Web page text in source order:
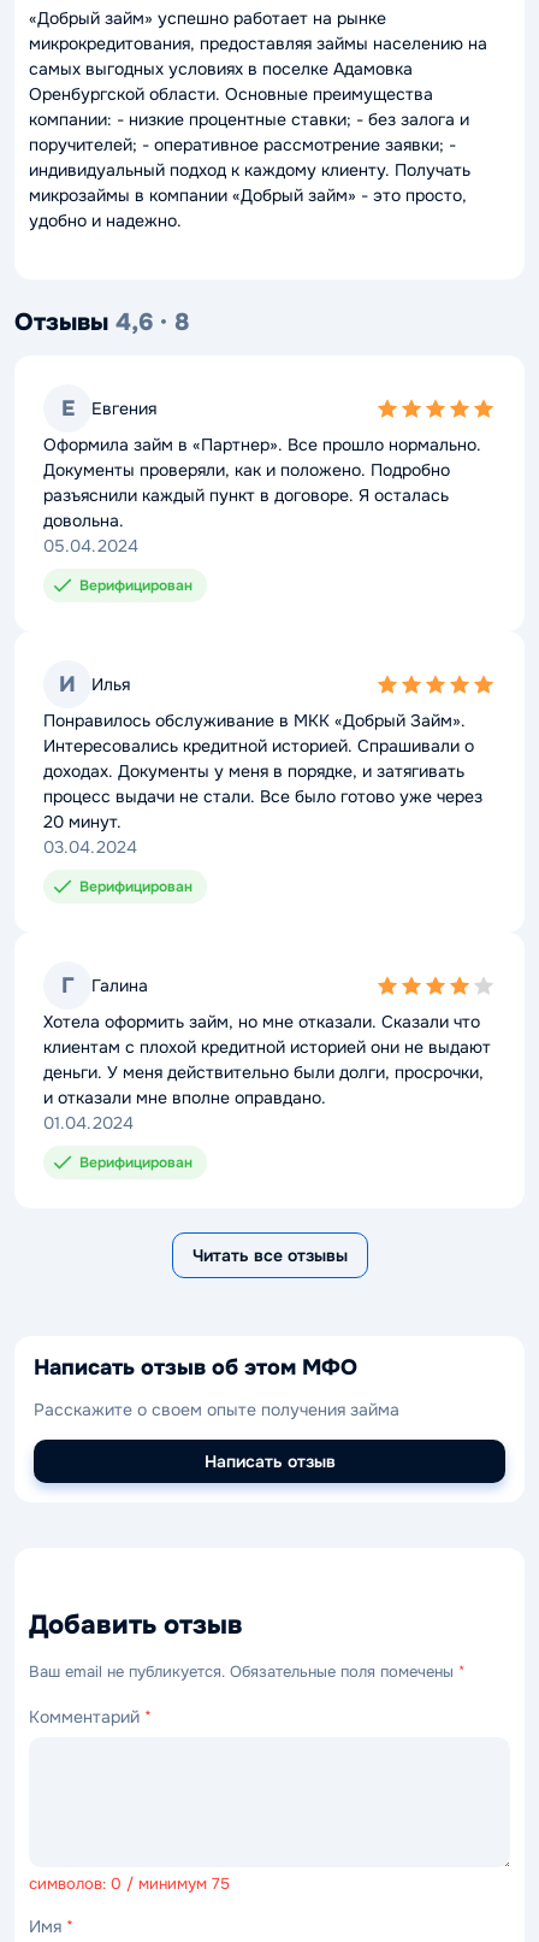
«Добрый займ» успешно работает на рынке
микрокредитования, предоставляя займы населению на
самых выгодных условиях в поселке Адамовка
Оренбургской области. Основные преимущества
компании: - низкие процентные ставки; - без залога и
поручителей; - оперативное рассмотрение заявки; -
индивидуальный подход к каждому клиенту. Получать
микрозаймы в компании «Добрый займ» - это просто,
удобно и надежно.
Отзывы 4,6 · 8
Е Евгения
5,0
rating
Оформила займ в «Партнер». Все прошло нормально.
Документы проверяли, как и положено. Подробно
разъяснили каждый пункт в договоре. Я осталась
довольна.
05.04.2024
Верифицирован
И Илья
5,0
rating
Понравилось обслуживание в МКК «Добрый Займ».
Интересовались кредитной историей. Спрашивали о
доходах. Документы у меня в порядке, и затягивать
процесс выдачи не стали. Все было готово уже через
20 минут.
03.04.2024
Верифицирован
Г Галина
4,0
rating
Хотела оформить займ, но мне отказали. Сказали что
клиентам с плохой кредитной историей они не выдают
деньги. У меня действительно были долги, просрочки,
и отказали мне вполне оправдано.
01.04.2024
Верифицирован
Читать все отзывы
Написать отзыв об этом МФО
Расскажите о своем опыте получения займа
Написать отзыв
Добавить отзыв
Ваш email не публикуется. Обязательные поля помечены *
Комментарий *
символов: 0 / минимум 75
Имя *